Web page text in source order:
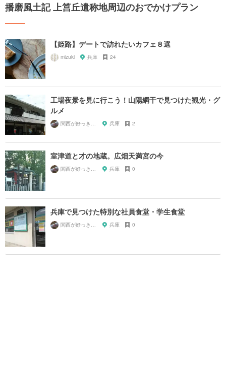
播磨風土記 上筥丘遺称地周辺のおでかけプラン
【姫路】デートで訪れたいカフェ８選
mizuki 兵庫 24
工場夜景を見に行こう！山陽網干で見つけた観光・グ
ルメ
関西が好っきゃねん 兵庫 2
室津道と才の地蔵。広畑天満宮の今
関西が好っきゃねん 兵庫 0
兵庫で見つけた特別な社員食堂・学生食堂
関西が好っきゃねん 兵庫 0